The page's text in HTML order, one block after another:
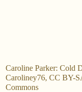
Caroline Parker: Cold
Caroliney76, CC BY-
Commons